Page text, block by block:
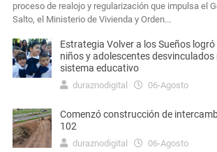
proceso de realojo y regularización que impulsa el
Salto, el Ministerio de Vivienda y Orden...
Estrategia Volver a los Sueños logró
niños y adolescentes desvinculados
sistema educativo
duraznodigital 06-Agosto
Comenzó construcción de
102
duraznodigital 06-Agosto